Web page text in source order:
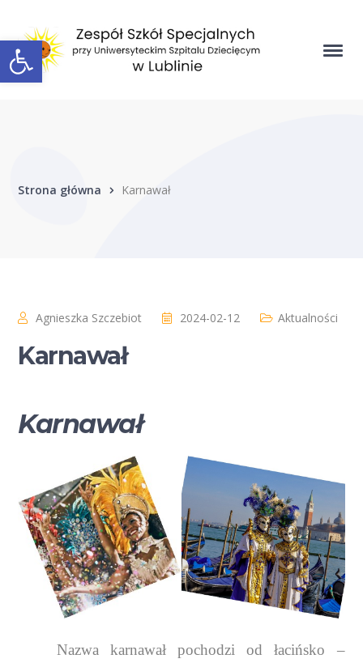
Open toolbar
Strona główna Karnawał
Agnieszka Szczebiot 2024-02-12 Aktualności
Karnawał
Karnawał
Nazwa karnawał pochodzi od łacińsko –